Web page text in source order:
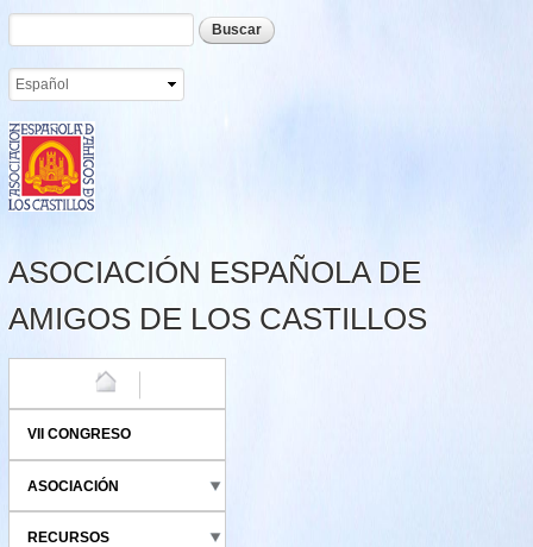
Pasar al
contenido
Formulario de búsqueda
Buscar
ASOCIACIÓN ESPAÑOLA DE
AMIGOS DE LOS CASTILLOS
VII CONGRESO
ASOCIACIÓN
RECURSOS